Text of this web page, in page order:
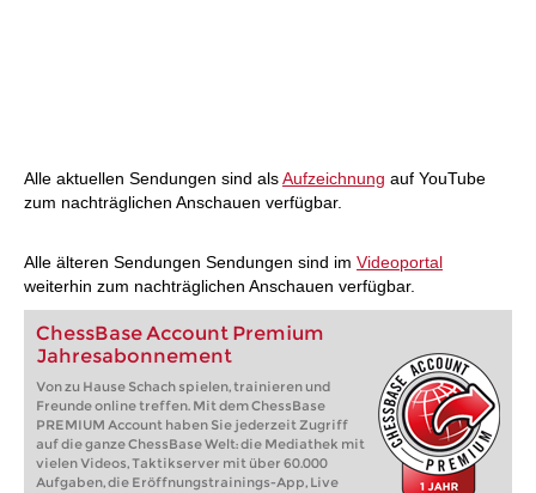
Alle aktuellen Sendungen sind alsAufzeichnung auf YouTube
zum nachträglichen Anschauen verfügbar.
Alle älteren Sendungen Sendungen sind im Videoportal
weiterhin zum nachträglichen Anschauen verfügbar.
ChessBase Account Premium
Jahresabonnement
Von zu Hause Schach spielen, trainieren und
Freunde online treffen. Mit dem ChessBase
PREMIUM Account haben Sie jederzeit Zugriff
auf die ganze ChessBase Welt: die Mediathek mit
vielen Videos, Taktikserver mit über 60.000
Aufgaben, die Eröffnungstrainings-App, Live